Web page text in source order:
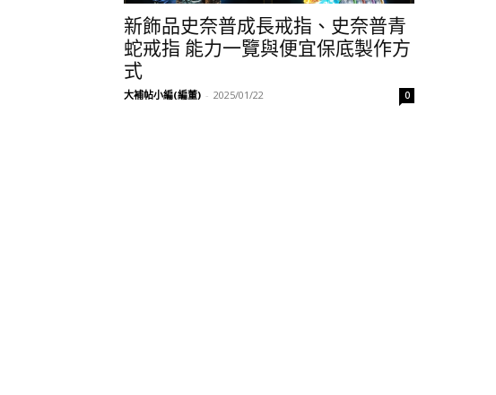
新飾品史奈普成長戒指、史奈普青
蛇戒指 能力一覽與便宜保底製作方
式
大補帖小編(編董) - 2025/01/22 0